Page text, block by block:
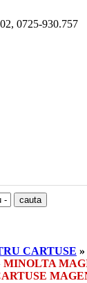
0725-930.757
CARTUSE »
MINOLTA